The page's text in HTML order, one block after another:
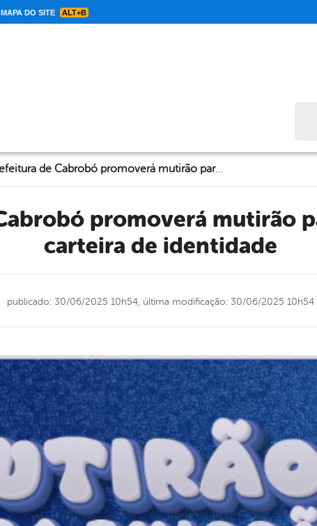
MAPA DO SITE ALT+B
Prefeitura de Cabrobó promoverá mutirão para emissão de carteira de identidade
carteira de identidade
publicado: 30/06/2025 10h54, última modificação: 30/06/2025 10h54